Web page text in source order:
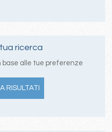
ricerca
base alle tue preferenze
RISULTATI